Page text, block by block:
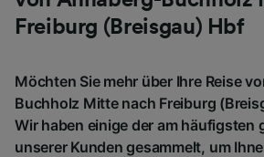
Freiburg (Breisgau) Hbf
Möchten Sie mehr über Ihre Reise
Buchholz Mitte nach Freiburg
Wir haben einige der am häufigsten
unserer Kunden gesammelt, um